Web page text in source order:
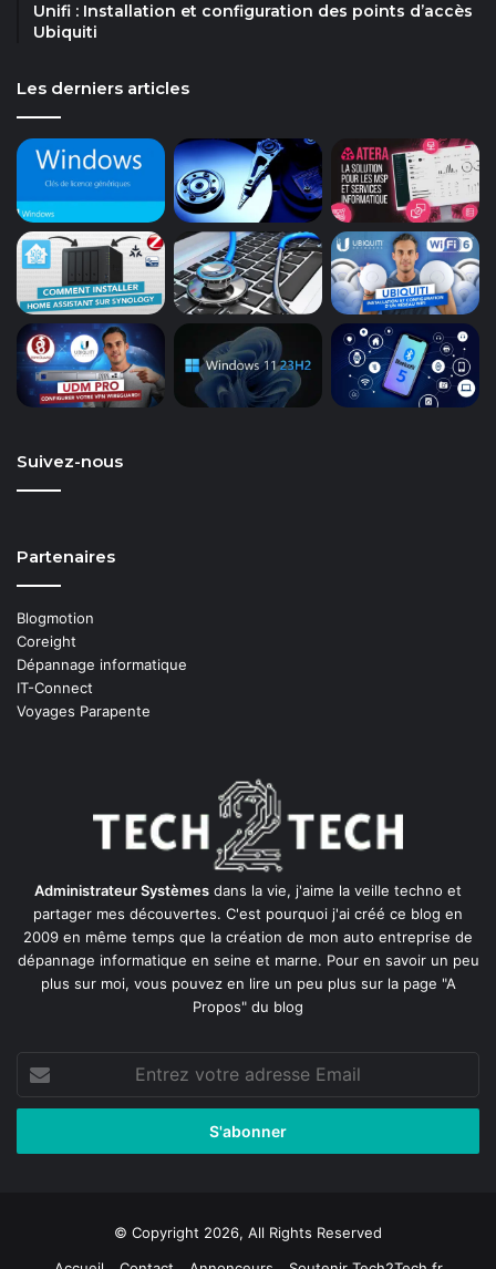
Unifi : Installation et configuration des points d’accès
Ubiquiti
Les derniers articles
Suivez-nous
Partenaires
Blogmotion
Coreight
Dépannage informatique
IT-Connect
Voyages Parapente
Administrateur Systèmes dans la vie, j'aime la veille techno et
partager mes découvertes. C'est pourquoi j'ai créé ce blog en
2009 en même temps que la création de mon auto entreprise de
dépannage informatique en seine et marne. Pour en savoir un peu
plus sur moi, vous pouvez en lire un peu plus sur la page "A
Propos" du blog
votre
adresse
© Copyright 2026, All Rights Reserved